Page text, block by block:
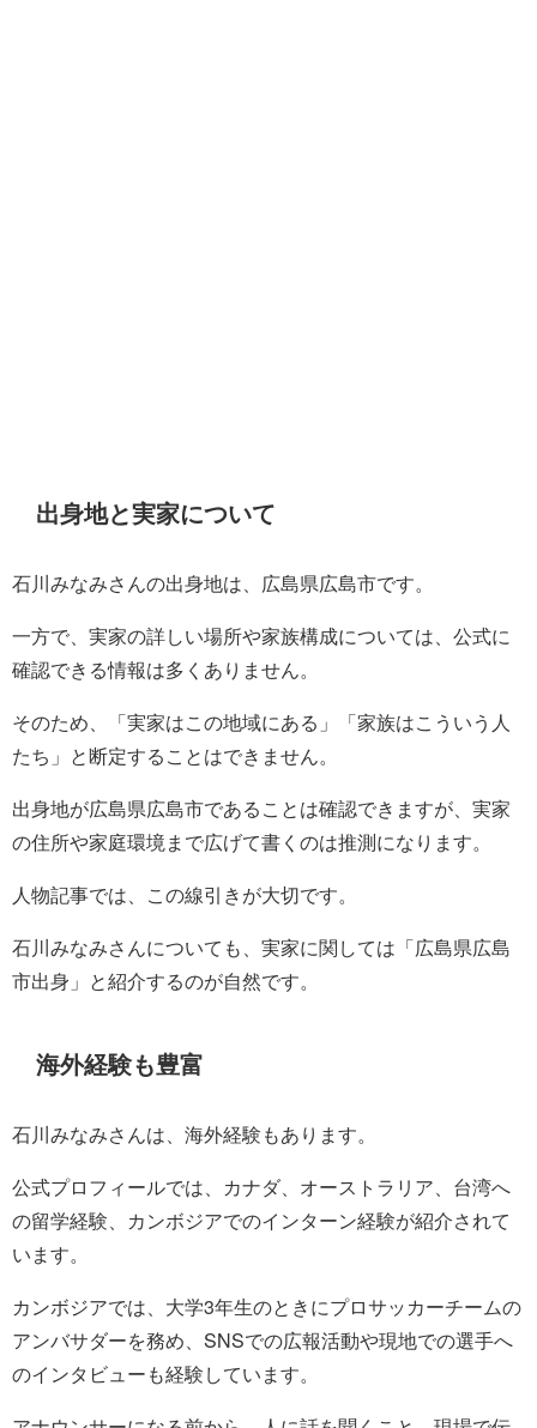
出身地と実家について
石川みなみさんの出身地は、広島県広島市です。
一方で、実家の詳しい場所や家族構成については、公式に
確認できる情報は多くありません。
そのため、「実家はこの地域にある」「家族はこういう人
たち」と断定することはできません。
出身地が広島県広島市であることは確認できますが、実家
の住所や家庭環境まで広げて書くのは推測になります。
人物記事では、この線引きが大切です。
石川みなみさんについても、実家に関しては「広島県広島
市出身」と紹介するのが自然です。
海外経験も豊富
石川みなみさんは、海外経験もあります。
公式プロフィールでは、カナダ、オーストラリア、台湾へ
の留学経験、カンボジアでのインターン経験が紹介されて
います。
カンボジアでは、大学3年生のときにプロサッカーチームの
アンバサダーを務め、SNSでの広報活動や現地での選手へ
のインタビューも経験しています。